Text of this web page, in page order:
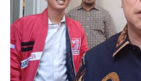
INFORMASI
IKLAN
KIRIM
TULISAN
PENGADUAN TERM
OF